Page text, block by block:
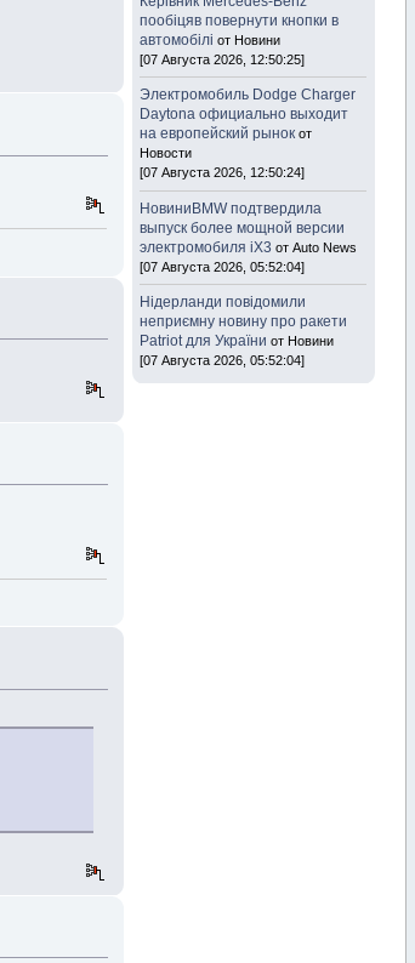
пообіцяв повернути кнопки в
автомобілі от Новини
[07 Августа 2026, 12:50:25]
Электромобиль Dodge Charger
Daytona официально выходит
на европейский рынок от
Новости
[07 Августа 2026, 12:50:24]
НовиниBMW подтвердила
выпуск более мощной версии
электромобиля iX3 от Auto News
[07 Августа 2026, 05:52:04]
Нідерланди повідомили
неприємну новину про ракети
Patriot для України от Новини
[07 Августа 2026, 05:52:04]